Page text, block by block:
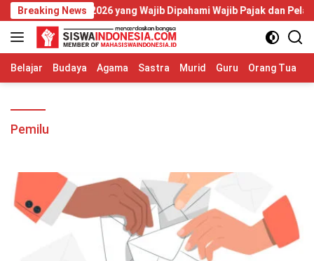
Langsung
ke
konten
Breaking News
20 Tahun 2026 yang Wajib Dipahami Wajib Pajak dan Pelaku
Belajar Budaya Agama Sastra Murid Guru Orang Tua
Pemilu